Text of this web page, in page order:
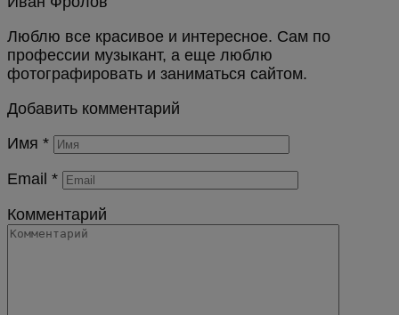
Люблю все красивое и интересное. Сам по
профессии музыкант, а еще люблю
фотографировать и заниматься сайтом.
Добавить комментарий
Имя *
Email *
Комментарий